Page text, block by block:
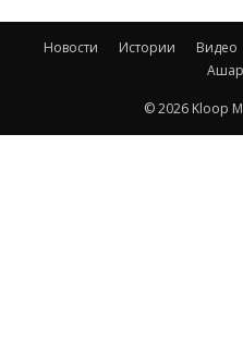
Новости Истории Видео
Ашар
© 2026 Kloop